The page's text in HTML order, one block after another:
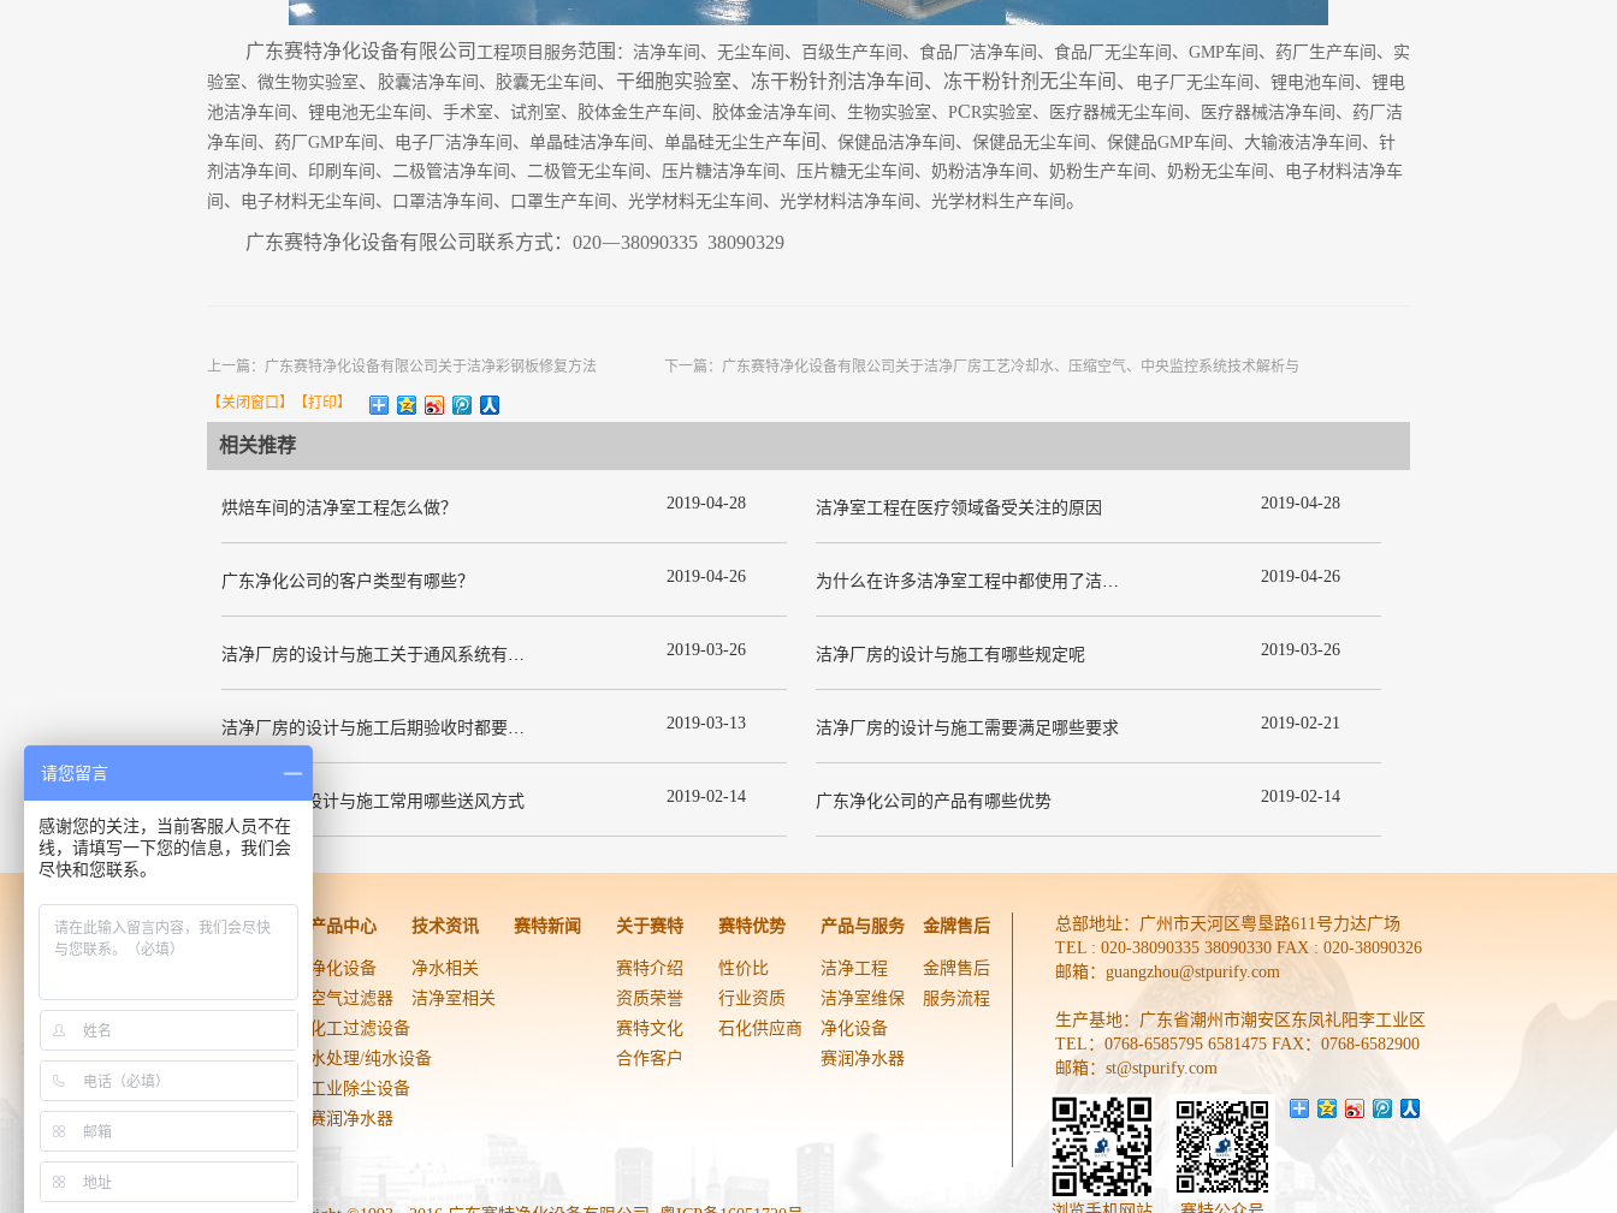
广东赛特净化设备有限公司 工程项目服务范围 ：洁净车间、无尘车间、百级生产车间、食品厂洁净车间、食品厂无尘车间、 GMP车间、药厂生产车间、实
验室、微生物实验室、 胶囊洁净车间、胶囊无尘车间 、干细胞实验室、 冻干粉针剂洁净车间 、 冻干粉针剂无尘车间 、
电子厂无尘车间、锂电池车间、锂电
池洁净车间、锂电池无尘车间、手术室、试剂室、胶体金生产车间、胶体金洁净车间、生物实验室、 PCR实验室、医疗器械无尘车间、医疗器械洁净车间、药厂洁
净车间、药厂 GMP车间、电子厂洁净车间、单晶硅洁净车间、单晶硅无尘生产车间 、保健品洁净车间、保健品无尘车间、保健品GMP车间、大输液洁净车间、针
剂洁净车间、印刷车间、二极管洁净车间、二极管无尘车间、压片糖洁净车间、压片糖无尘车间、奶粉洁净车间、奶粉生产车间、奶粉无尘车间、电子材料洁净车
间、电子材料无尘车间、口罩洁净车间、口罩生产车间、光学材料无尘车间、光学材料洁净车间、光学材料生产车间 。
广东赛特净化设备有限公司联系方式： 020—38090335 38090329
上一篇： 广东赛特净化设备有限公司关于洁净彩钢板修复方法 下一篇： 广东赛特净化设备有限公司关于洁净厂房工艺冷却水、压缩空气、中央监控系统技术解析与
【关闭窗口】【打印】
相关推荐
烘焙车间的洁净室工程怎么做？ 2019-04-28 洁净室工程在医疗领域备受关注的原因 2019-04-28
广东净化公司的客户类型有哪些？ 2019-04-26 为什么在许多洁净室工程中都使用了洁净板材？ 2019-04-26
洁净厂房的设计与施工关于通风系统有哪些要求 2019-03-26 洁净厂房的设计与施工有哪些规定呢 2019-03-26
洁净厂房的设计与施工后期验收时都要关注哪几项呢 2019-03-13 洁净厂房的设计与施工需要满足哪些要求 2019-02-21
洁净厂房的设计与施工常用哪些送风方式 2019-02-14 广东净化公司的产品有哪些优势 2019-02-14
洁净工程
生物技术
实验室
医院手术室
产品中心
净化设备
空气过滤器
化工过滤设备
水处理/纯水设备
工业除尘设备
赛润净水器
技术资讯
净水相关
洁净室相关
赛特新闻 关于赛特
赛特介绍
资质荣誉
赛特文化
合作客户
赛特优势
性价比
行业资质
石化供应商
产品与服务
洁净工程
洁净室维保
净化设备
赛润净水器
金牌售后
金牌售后
服务流程
总部地址： 广州市天河区粤垦路611号力达广场
TEL : 020-38090335 38090330 FAX : 020-38090326
邮箱：guangzhou@stpurify.com
生产基地：广东省潮州市潮安区东凤礼阳李工业区
TEL：0768-6585795 6581475 FAX：0768-6582900
邮箱：st@stpurify.com
请您留言
感谢您的关注，当前客服人员不在
线，请填写一下您的信息，我们会
尽快和您联系。